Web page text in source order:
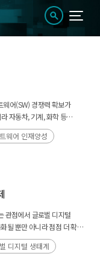
웨어(SW) 경쟁력 확보가
자동차, 기계, 화학 등
확보에 나서면서 개발자
업이다. 많은 SW 전문
경쟁력 있는 슈퍼 SW 전문
적인 측면과 양적인
의 가장 중요한 축은 대학이
체계를 통하여 전문
로그램이 SW중심대학
계 시행에서 많은 호평을
개 대학을 선발하여 SW
달성하였고, 2단계
웨어 인재양성
관점에서 글로벌 디지털
될 뿐만 아니라 점점 더 확대
사물인터넷, 데이터 등과
리, 바이오·제약산업 등의
디지털 생태계